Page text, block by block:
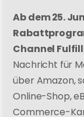
Ab dem 25.
Channel
Nachricht für
über Amazon,
Online-Shop,
Commerce-